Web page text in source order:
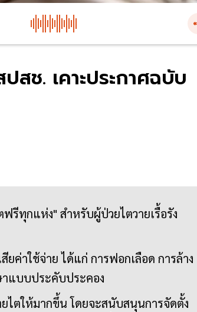
ช. เคาะประกาศฉบับ
ทุกแห่ง" สำหรับผู้ป่วยไตวายเรื้อรัง
ค่าใช้จ่าย ได้แก่ การฟอกเลือด การล้าง
าแบบประคับประคอง
ไตให้มากขึ้น โดยจะสนับสนุนการจัดตั้ง